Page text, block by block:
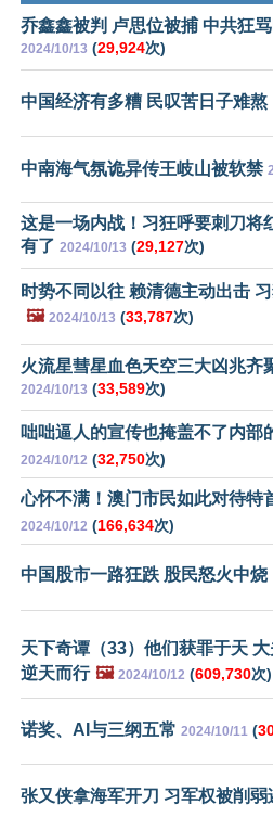
乔鑫鑫被判 卢思位被捕 中共狂
2024/10/13 (29,924次)
中国经济有多糟 民叹苦日子难熬
中南海气氛诡异传王岐山被软禁
这是一场内战！习狂呼要刺刀将
有了 2024/10/13 (29,127次)
时势不同以往 赖清德主动出击
🖼️ 2024/10/13 (33,787次)
火流星彗星血色天空三大凶兆齐
2024/10/13 (33,589次)
咄咄逼人的宣传也掩盖不了内部
2024/10/12 (32,750次)
心怀不满！澳门市民如此对待特
2024/10/12 (166,634次)
中国股市一路狂跌 股民怒火中烧
天下奇谭（33）他们获罪于天
逆天而行 🖼️ 2024/10/12 (609,730次)
诺奖、AI与三纲五常 2024/10/11 (
张又侠拿海军开刀 习军权被削弱